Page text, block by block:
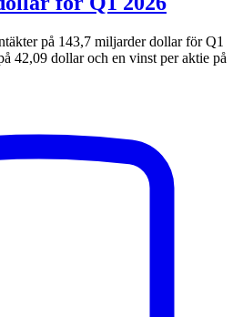
på 143,7 miljarder dollar för Q1
42,09 dollar och en vinst per aktie på